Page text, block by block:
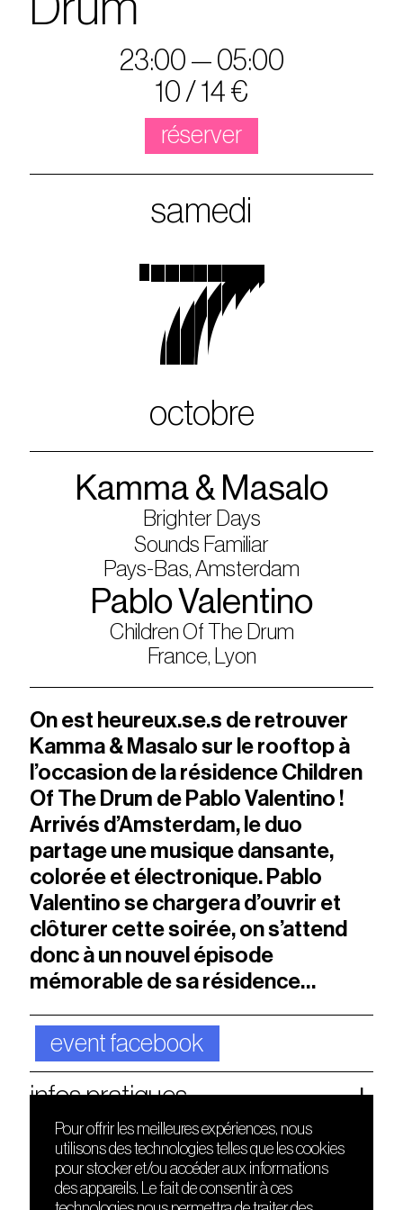
23:00 — 05:00
10 / 14 €
réserver
samedi
7
octobre
Kamma & Masalo
Brighter Days
Sounds Familiar
Pays-Bas, Amsterdam
Pablo Valentino
Children Of The Drum
France, Lyon
On est heureux.se.s de retrouver
Kamma & Masalo sur le rooftop à
l’occasion de la résidence Children
Of The Drum de Pablo Valentino !
Arrivés d’Amsterdam, le duo
partage une musique dansante,
colorée et électronique. Pablo
Valentino se chargera d’ouvrir et
clôturer cette soirée, on s’attend
donc à un nouvel épisode
mémorable de sa résidence…
event facebook
infos pratiques
DÉCOUVRIR
Le lieu
Contact
FRIENDS
Nuits sonores
HEAT
Pour offrir les meilleures expériences, nous
utilisons des technologies telles que les cookies
pour stocker et/ou accéder aux informations
des appareils. Le fait de consentir à ces